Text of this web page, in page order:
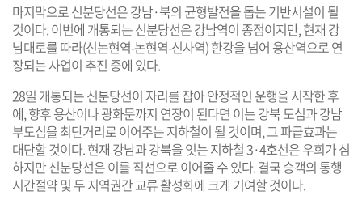
마지막으로 신분당선은 강남·북의 균형발전을 돕는 기반시설이 될
것이다. 이번에 개통되는 신분당선은 강남역이 종점이지만, 현재 강
남대로를 따라(신논현역-논현역-신사역) 한강을 넘어 용산역으로 연
장되는 사업이 추진 중에 있다.
28일 개통되는 신분당선이 자리를 잡아 안정적인 운행을 시작한 후
에, 향후 용산이나 광화문까지 연장이 된다면 이는 강북 도심과 강남
부도심을 최단거리로 이어주는 지하철이 될 것이며, 그 파급효과는
대단할 것이다. 현재 강남과 강북을 잇는 지하철 3·4호선은 우회가 심
하지만 신분당선은 이를 직선으로 이어줄 수 있다. 결국 승객의 통행
시간절약 및 두 지역권간 교류 활성화에 크게 기여할 것이다.